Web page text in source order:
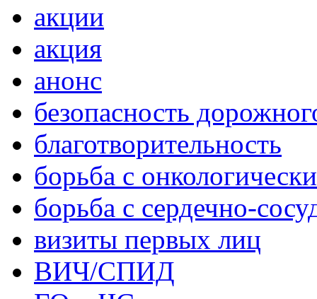
акции
акция
анонс
безопасность
благотворительность
борьба с
борьба с сердечно-
визиты первых лиц
ВИЧ/СПИД